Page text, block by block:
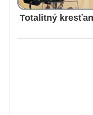
Totalitný kresťan